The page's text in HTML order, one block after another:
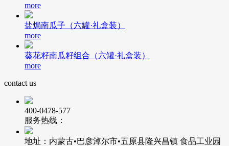
more
盐焗南瓜子（六罐·礼盒装）
more
葵花籽南瓜籽组合（六罐·礼盒装）
more
contact us
400-0478-577
服务热线：
地址：内蒙古•巴彦淖尔市•五原县隆兴昌镇 食品工业园